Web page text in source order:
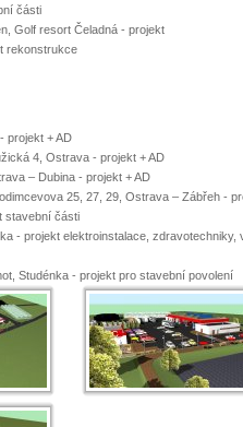
části
Golf resort Čeladná - projekt
rekonstrukce
projekt + AD
4, Ostrava - projekt + AD
– Dubina - projekt + AD
25, 27, 29, Ostrava – Zábřeh -
stavební části
- projekt elektroinstalace, zdravotechniky,
Studénka - projekt pro stavební povolení